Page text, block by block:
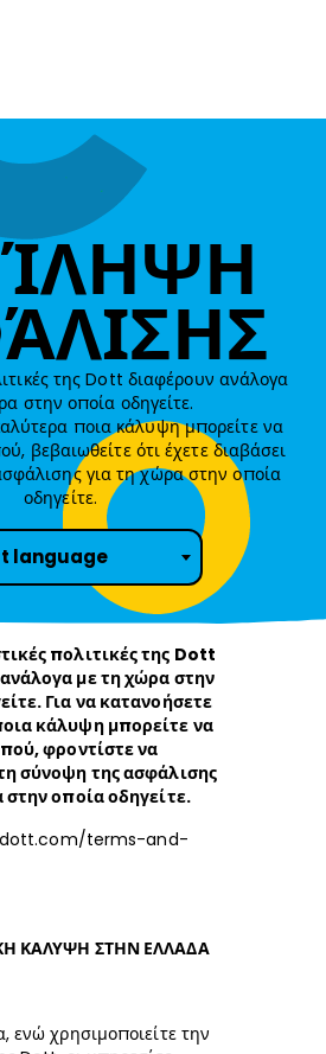
της Dott διαφέρουν ανάλογα
στην οποία οδηγείτε.
ποια κάλυψη μπορείτε να
βεβαιωθείτε ότι έχετε διαβάσει
για τη χώρα στην οποία
οδηγείτε.
language
πολιτικές της Dott
με τη χώρα στην
Για να κατανοήσετε
κάλυψη μπορείτε να
φροντίστε να
σύνοψη της ασφάλισης
στην οποία οδηγείτε.
terms-and-
ΚΑΛΥΨΗ ΣΤΗΝ ΕΛΛΑΔΑ
ενώ χρησιμοποιείτε την